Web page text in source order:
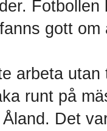
gott om
arbeta utan
runt på
Åland. Det